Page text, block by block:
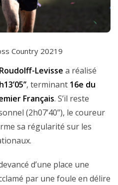
Country 20219
Levisse a réalisé
, terminant 16e du
Français. S’il reste
(2h07’40’’), le coureur
sa régularité sur les
d’une place une
par une foule en délire